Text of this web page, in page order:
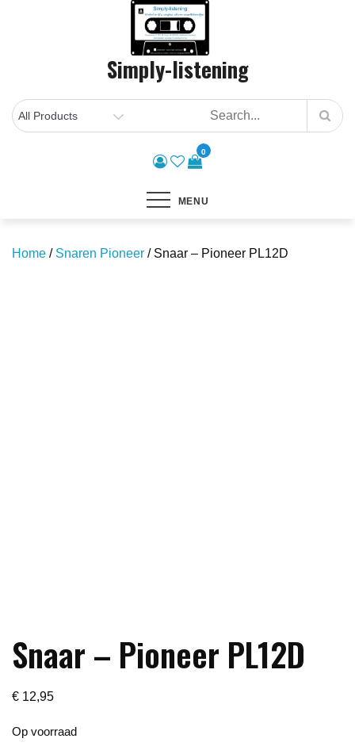
Simply-listening
0
MENU
Home / Snaren Pioneer / Snaar – Pioneer PL12D
Snaar – Pioneer PL12D
€ 12,95
Op voorraad